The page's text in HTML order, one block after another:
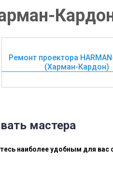
Ремонт проектора
(Харман-Кардон)
мастера
наиболее удобным для вас